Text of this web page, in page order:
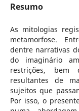
Resumo
As mitologias
metamorfose.
dentre narrativas
do imaginário
restrições, bem
resultantes de
sujeitos que
Por isso, o